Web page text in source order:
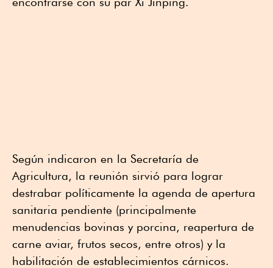
Según indicaron en la Secretaría de
Agricultura, la reunión sirvió para lograr
destrabar políticamente la agenda de apertura
sanitaria pendiente (principalmente
menudencias bovinas y porcina, reapertura de
carne aviar, frutos secos, entre otros) y la
habilitación de establecimientos cárnicos.